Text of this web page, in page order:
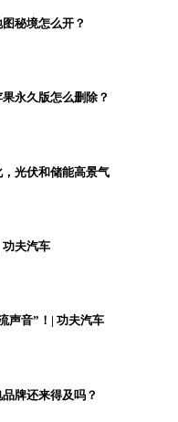
秘境怎么开？
永久版怎么删除？
光伏和储能高景气
功夫汽车
声音”！| 功夫汽车
牌还来得及吗？